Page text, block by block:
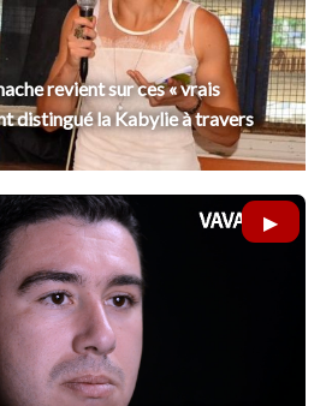
revient sur ces « vrais
distingué la Kabylie à travers